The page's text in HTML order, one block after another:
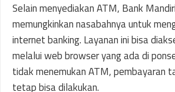
Selain menyediakan ATM, Bank
memungkinkan nasabahnya untuk
internet banking. Layanan ini bisa
melalui web browser yang ada di
tidak menemukan ATM, pembayaran
tetap bisa dilakukan.